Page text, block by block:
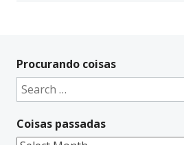
Procurando coisas
Search
for:
Coisas passadas